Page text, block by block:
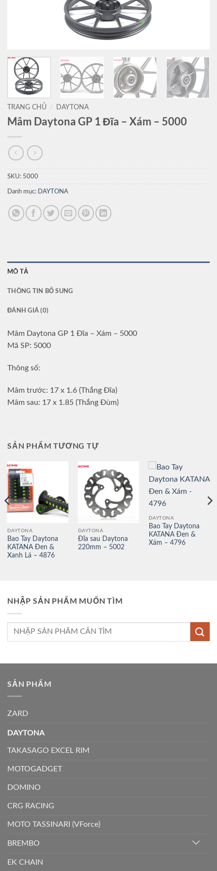
TRANG CHỦ / DAYTONA
Mâm Daytona GP 1 Đĩa – Xám – 5000
SKU: 5000
Danh mục: DAYTONA
MÔ TẢ
THÔNG TIN BỔ SUNG
ĐÁNH GIÁ (0)
Mâm Daytona GP 1 Đĩa – Xám – 5000
Mã SP: 5000
Thông số:
Mâm trước: 17 x 1.6 (Thắng Đĩa)
Mâm sau: 17 x 1.85 (Thắng Đùm)
SẢN PHẨM TƯƠNG TỰ
DAYTONA
Bao Tay Daytona
KATANA Đen &
Xanh Lá – 4876
DAYTONA
Đĩa sau Daytona
220mm – 5002
DAYTONA
Bao Tay Daytona
KATANA Đen &
Xám – 4796
NHẬP SẢN PHẨM MUỐN TÌM
Tìm
SẢN PHẨM
ZARD
DAYTONA
TAKASAGO EXCEL RIM
MOTOGADGET
DOMINO
CRG RACING
MOTO TASSINARI (VForce)
BREMBO
EK CHAIN